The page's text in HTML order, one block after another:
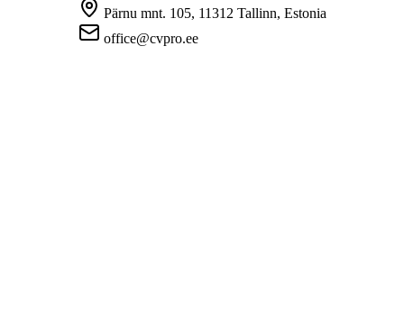
Pärnu mnt. 105, 11312 Tallinn, Estonia
office@cvpro.ee